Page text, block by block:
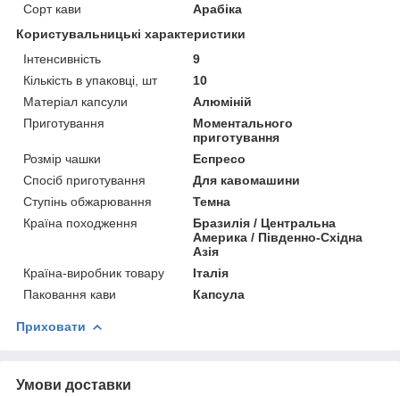
Сорт кави
Арабіка
Користувальницькі характеристики
Інтенсивність
9
Кількість в упаковці, шт
10
Матеріал капсули
Алюміній
Приготування
Моментального
приготування
Розмір чашки
Еспресо
Спосіб приготування
Для кавомашини
Ступінь обжарювання
Темна
Країна походження
Бразилія / Центральна
Америка / Південно-Східна
Азія
Країна-виробник товару
Італія
Паковання кави
Капсула
Приховати
Умови доставки